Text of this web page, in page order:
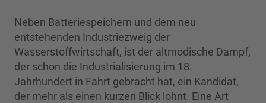
Neben Batteriespeichern und dem neu
entstehenden Industriezweig der
Wasserstoffwirtschaft, ist der altmodische Dampf,
der schon die Industrialisierung im 18.
Jahrhundert in Fahrt gebracht hat, ein Kandidat,
der mehr als einen kurzen Blick lohnt. Eine Art